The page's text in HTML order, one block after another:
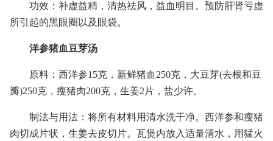
功效：补虚益精，清热祛风，益血明目。预防肝肾亏虚
所引起的黑眼圈以及眼袋。
洋参猪血豆芽汤
原料：西洋参15克，新鲜猪血250克，大豆芽(去根和豆
瓣)250克，瘦猪肉200克，生姜2片，盐少许。
制法与用法：将所有材料用清水洗干净。西洋参和瘦猪
肉切成片状，生姜去皮切片。瓦煲内放入适量清水，用猛火